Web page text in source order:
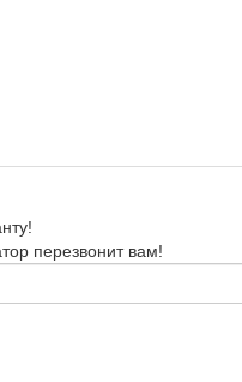
перезвонит вам!